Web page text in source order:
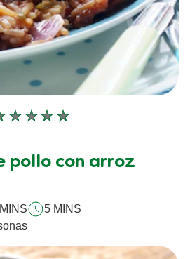
No
enviado
este
recipe
pollo con arroz
5 MINS